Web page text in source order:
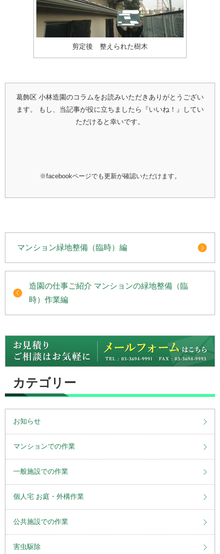
剪定後 整えられた樹木
葛飾区 小林造園のコラムをお読みいただきありがとうござい
ます。
もし、当記事が役に立ちましたら『いいね！』してい
ただけると幸いです。
※facebookページでも更新が確認いただけます。
マンション緑地整備（臨時）編
造園の仕事ご紹介 マンションの緑地整備（臨
時）作業編
カテゴリー
お知らせ
マンションでの作業
一般施設での作業
個人宅 お庭・外構作業
公共施設での作業
害虫駆除